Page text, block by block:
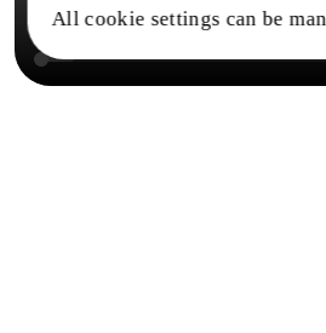
All cookie settings can be